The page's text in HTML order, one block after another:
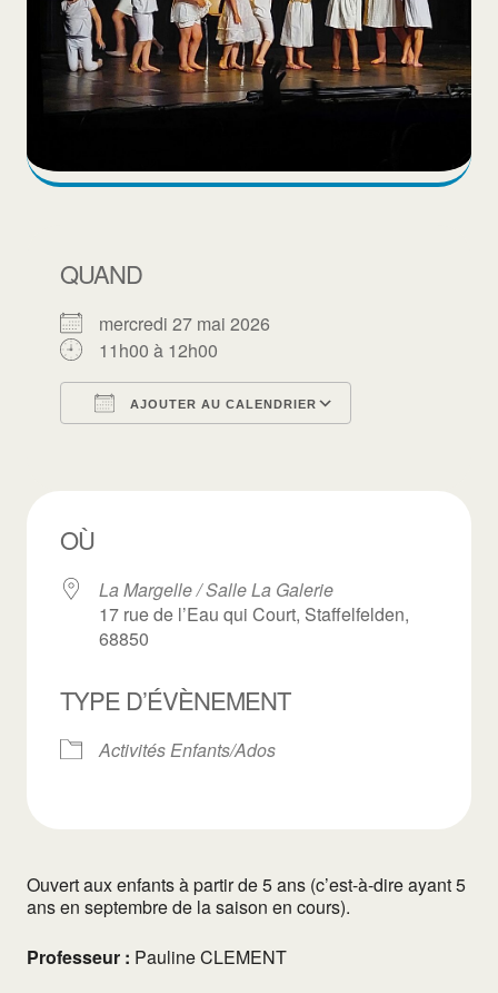
QUAND
mercredi 27 mai 2026
11h00 à 12h00
AJOUTER AU CALENDRIER
OÙ
La Margelle / Salle La Galerie
17 rue de l’Eau qui Court, Staffelfelden,
68850
TYPE D’ÉVÈNEMENT
Activités Enfants/Ados
Ouvert aux enfants à partir de 5 ans (c’est-à-dire ayant 5
ans en septembre de la saison en cours).
Professeur : Pauline CLEMENT